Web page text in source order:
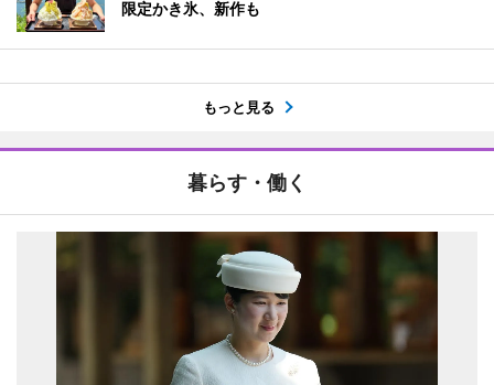
限定かき氷、新作も
もっと見る
暮らす・働く